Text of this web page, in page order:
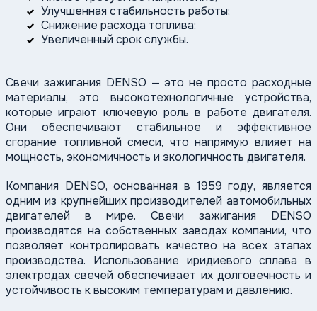
Улучшенная стабильность работы;
Снижение расхода топлива;
Увеличенный срок службы.
Свечи зажигания DENSO — это не просто расходные
материалы, это высокотехнологичные устройства,
которые играют ключевую роль в работе двигателя.
Они обеспечивают стабильное и эффективное
сгорание топливной смеси, что напрямую влияет на
мощность, экономичность и экологичность двигателя.
Компания DENSO, основанная в 1959 году, является
одним из крупнейших производителей автомобильных
двигателей в мире. Свечи зажигания DENSO
производятся на собственных заводах компании, что
позволяет контролировать качество на всех этапах
производства. Использование иридиевого сплава в
электродах свечей обеспечивает их долговечность и
устойчивость к высоким температурам и давлению.